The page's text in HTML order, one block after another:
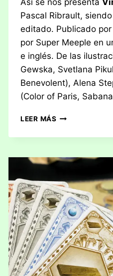
Pascal Ribrault,
editado. Publicado
por Super Meeple en
e inglés. De las
Gewska, Svetlana
Benevolent), Alena
(Color of Paris,
LEER MÁS RESEÑA: